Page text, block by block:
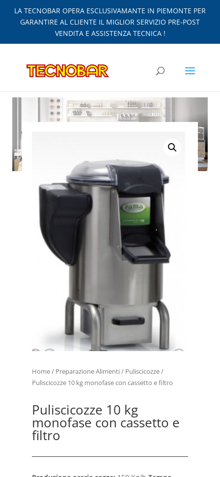
LA TECNOBAR OPERA ESCLUSIVAMANTE IN PIEMONTE PER
GARANTIRE AL CLIENTE IL MIGLIOR SERVIZIO PRE-POST
VENDITA E ASSISTENZA TECNICA !
Home/ Preparazione Alimenti/ Puliscicozze/
Puliscicozze 10 kg monofase con cassetto e filtro
Puliscicozze 10 kg
monofase con cassetto e
filtro